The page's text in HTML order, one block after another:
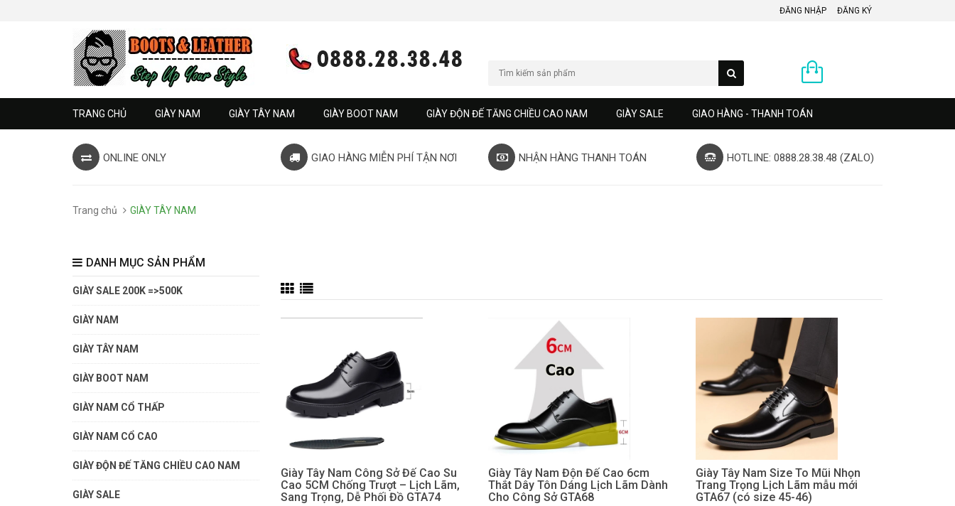
ĐĂNG NHẬP ĐĂNG KÝ
TRANG CHỦ GIÀY NAM GIÀY TÂY NAM GIÀY BOOT NAM GIÀY ĐỘN ĐẾ TĂNG CHIỀU CAO NAM GIÀY SALE GIAO HÀNG - THANH TOÁN
ONLINE ONLY GIAO HÀNG MIỄN PHÍ TẬN NƠI NHẬN HÀNG THANH TOÁN HOTLINE: 0888.28.38.48 (ZALO)
Trang chủ GIÀY TÂY NAM
DANH MỤC SẢN PHẨM
GIÀY SALE 200K =>500K
GIÀY NAM
GIÀY TÂY NAM
GIÀY BOOT NAM
GIÀY NAM CỔ THẤP
GIÀY NAM CỔ CAO
GIÀY ĐỘN ĐẾ TĂNG CHIỀU CAO NAM
GIÀY SALE
Giày Tây Nam Công Sở Đế Cao Su
Cao 5CM Chống Trượt – Lịch Lãm,
Sang Trọng, Dễ Phối Đồ GTA74
Giày Tây Nam Độn Đế Cao 6cm
Thắt Dây Tôn Dáng Lịch Lãm Dành
Cho Công Sở GTA68
Giày Tây Nam Size To Mũi Nhọn
Trang Trọng Lịch Lãm mẫu mới
GTA67 (có size 45-46)